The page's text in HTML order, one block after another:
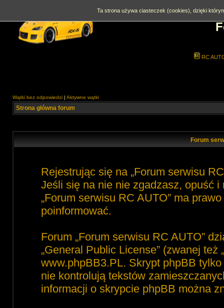
RC
Wątki bez odpowiedzi | Aktywne wątki
Strona główna forum
Forum
Rejestrując się na „Forum serwisu
Jeśli się na nie nie zgadzasz, opuść i
„Forum serwisu RC AUTO” ma
poinformować.
Forum „Forum serwisu RC AUTO”
„General Public License” (zwanej też
www.phpBB3.PL. Skrypt phpBB
nie kontrolują tekstów
informacji o skrypcie phpBB można
Ta strona używa ciasteczek (cookies), dzięki